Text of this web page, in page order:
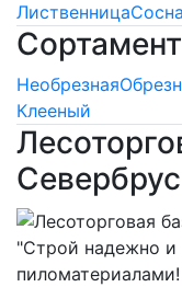
ЛиственницаСосна
Необрезная
Клееный
Севербрус
"Строй надежно